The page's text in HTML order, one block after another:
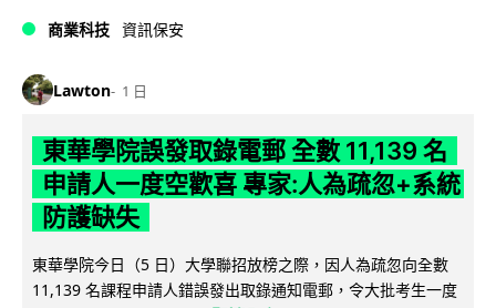
商業科技 資訊保安
Lawton 1 日
東華學院誤發取錄電郵 全數 11,139 名
申請人一度空歡喜 專家:人為疏忽+系統
防護缺失
東華學院今日（5 日）大學聯招放榜之際，因人為疏忽向全數
11,139 名課程申請人錯誤發出取錄通知電郵，令大批考生一度